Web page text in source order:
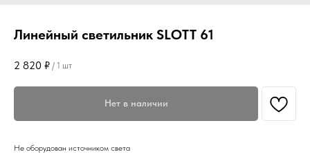
Линейный светильник SLOTT 61
2 820 ₽ / 1 шт
Нет в наличии
Не оборудован источником света